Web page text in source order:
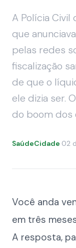
A Polícia
que
pelas redes
fiscalização
de que o
ele dizia ser.
do boom dos
SaúdeCidade·02
Você anda
em três
A resposta,